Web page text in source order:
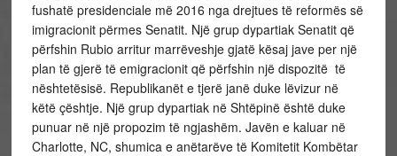
fushatë presidenciale më 2016 nga drejtues të reformës së
imigracionit përmes Senatit. Një grup dypartiak Senatit që
përfshin Rubio arritur marrëveshje gjatë kësaj jave per një
plan të gjerë të emigracionit që përfshin një dispozitë të
nështetësisë. Republikanët e tjerë janë duke lëvizur në
këtë çështje. Një grup dypartiak në Shtëpinë është duke
punuar në një propozim të ngjashëm. Javën e kaluar në
Charlotte, NC, shumica e anëtarëve të Komitetit Kombëtar